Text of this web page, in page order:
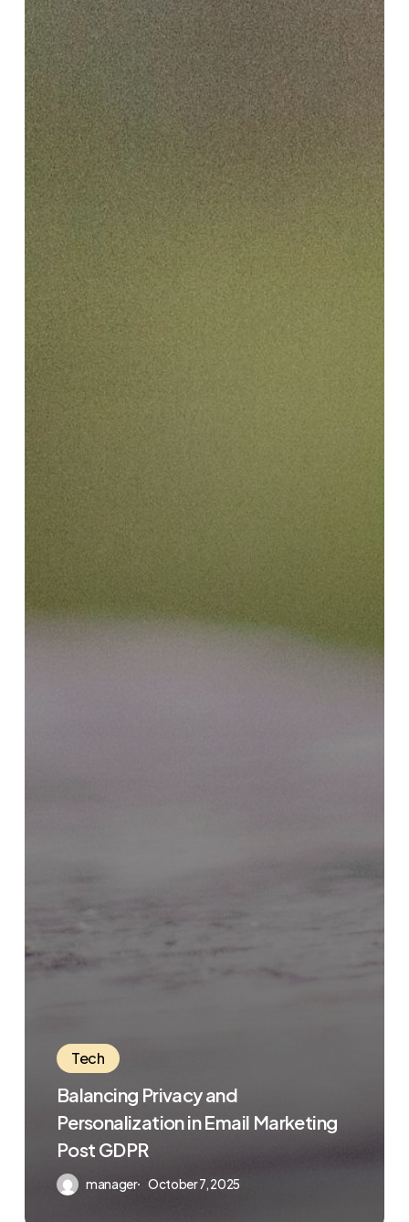
Tech
Balancing Privacy and
Personalization in Email Marketing
Post GDPR
manager October 7, 2025